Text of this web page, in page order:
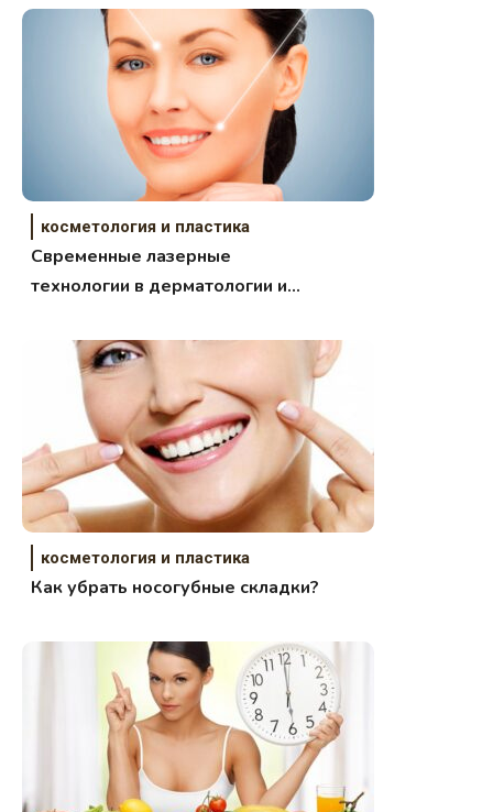
косметология и пластика
Свременные лазерные
технологии в дерматологии и
косметология и пластика
Как убрать носогубные складки?